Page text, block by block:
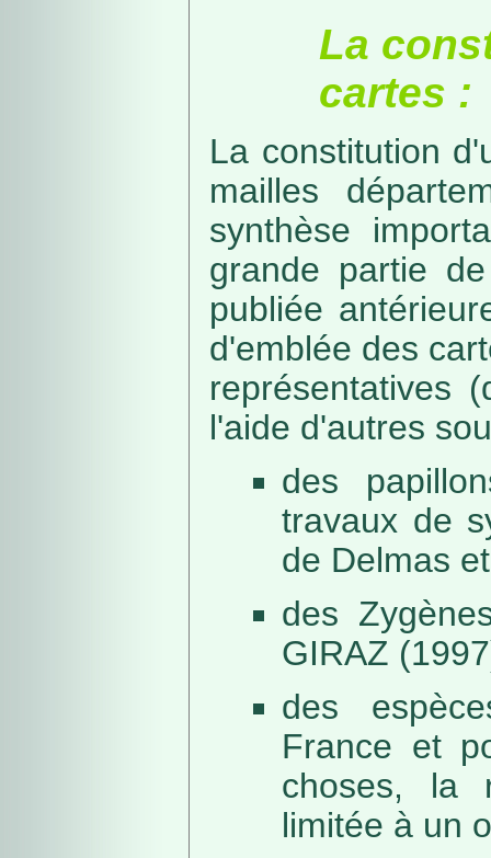
La
cartes :
La constitution
mailles
synthèse
grande partie
publiée
d'emblée des
représentatives
l'aide d'autres
des
travaux de
de Delmas
des
GIRAZ
des
France et
choses, la
limitée à un